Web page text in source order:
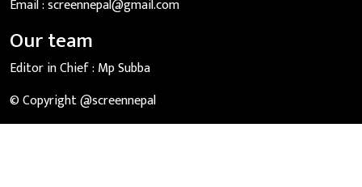
Email :screennepal@gmail.com
Our team
Editor in Chief : Mp Subba
© Copyright @screennepal